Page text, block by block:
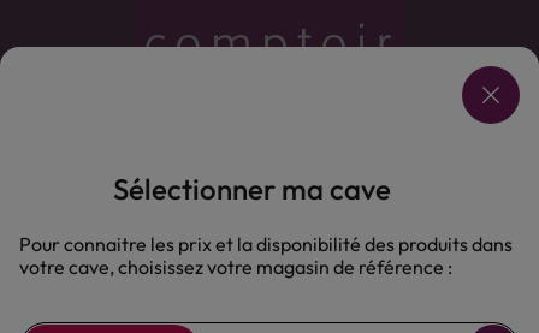
Sélectionner ma cave
Pour connaitre les prix et la disponibilité des produits dans
votre cave, choisissez votre magasin de référence :